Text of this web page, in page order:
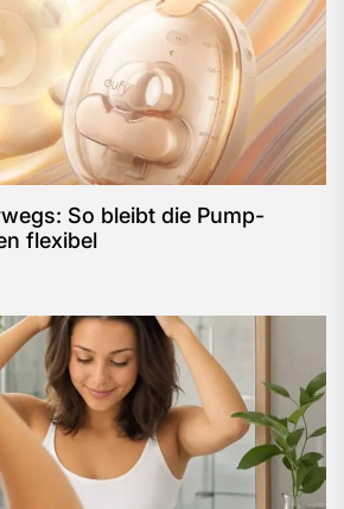
So bleibt die Pump-
flexibel